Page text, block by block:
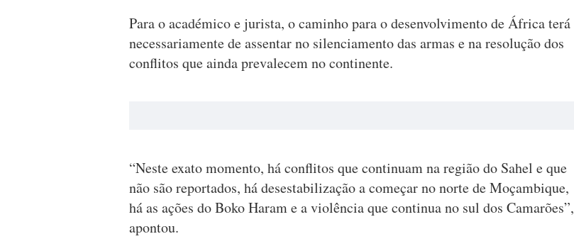
Para o académico e jurista, o caminho para o desenvolvimento de África terá
necessariamente de assentar no silenciamento das armas e na resolução dos
conflitos que ainda prevalecem no continente.
“Neste exato momento, há conflitos que continuam na região do Sahel e que
não são reportados, há desestabilização a começar no norte de Moçambique,
há as ações do Boko Haram e a violência que continua no sul dos Camarões”,
apontou.